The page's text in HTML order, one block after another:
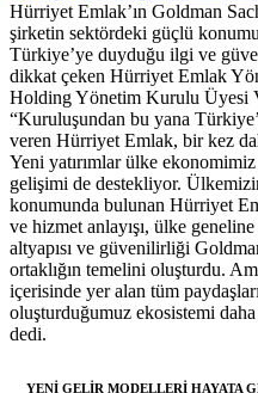
Hürriyet Emlak’ın Goldman
şirketin sektördeki güçlü konumu
Türkiye’ye duyduğu ilgi ve
dikkat çeken Hürriyet Emlak
Holding Yönetim Kurulu Üyesi
“Kuruluşundan bu yana
veren Hürriyet Emlak, bir kez
Yeni yatırımlar ülke
gelişimi de destekliyor.
konumunda bulunan Hürriyet
ve hizmet anlayışı, ülke
altyapısı ve güvenilirliği
ortaklığın temelini oluşturdu.
içerisinde yer alan tüm
oluşturduğumuz ekosistemi
dedi.
YENİ GELİR MODELLERİ HAYATA